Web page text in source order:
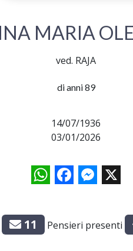
MARIA
ved. RAJA
di anni 89
14/07/1936
03/01/2026
WhatsAppFacebookMessenger
X
11 Pensieri presenti